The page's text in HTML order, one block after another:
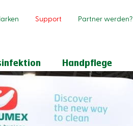
Support Partner werden?
Handpflege